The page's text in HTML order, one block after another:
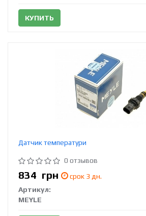
КУПИТЬ
Датчик температури
0 отзывов
834 грн
срок 3 дн.
Артикул:
MEYLE